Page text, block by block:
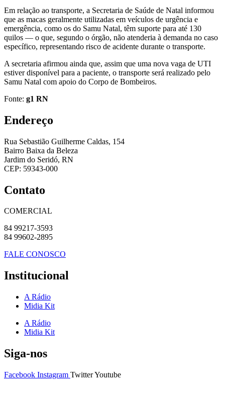
Em relação ao transporte, a Secretaria de Saúde de Natal informou
que as macas geralmente utilizadas em veículos de urgência e
emergência, como os do Samu Natal, têm suporte para até 130
quilos — o que, segundo o órgão, não atenderia à demanda no caso
específico, representando risco de acidente durante o transporte.
A secretaria afirmou ainda que, assim que uma nova vaga de UTI
estiver disponível para a paciente, o transporte será realizado pelo
Samu Natal com apoio do Corpo de Bombeiros.
Fonte: g1 RN
Endereço
Rua Sebastião Guilherme Caldas, 154
Bairro Baixa da Beleza
Jardim do Seridó, RN
CEP: 59343-000
Contato
COMERCIAL
84 99217-3593
84 99602-2895
FALE CONOSCO
Institucional
A Rádio
Midia Kit
A Rádio
Midia Kit
Siga-nos
Facebook Instagram TwitterYoutube